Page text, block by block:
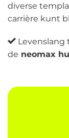
diverse
carrière kunt
de neomax